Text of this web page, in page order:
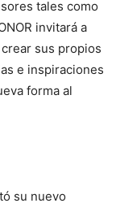
tales como
invitará a
sus propios
e inspiraciones
forma al
su nuevo